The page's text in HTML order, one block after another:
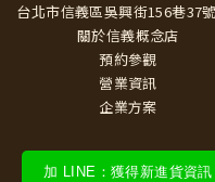
台北市信義區吳興街156巷37
關於信義概念店
預約參觀
營業資訊
企業方案
加 LINE：獲得新進貨資訊